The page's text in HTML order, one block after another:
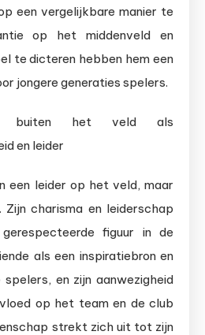
een vergelijkbare manier te
op het middenveld en
te dicteren hebben hem een
jongere generaties spelers.
buiten het veld als
en leider
een leider op het veld, maar
charisma en leiderschap
figuur in de
als een inspiratiebron en
en zijn aanwezigheid
op het team en de club
strekt zich uit tot zijn